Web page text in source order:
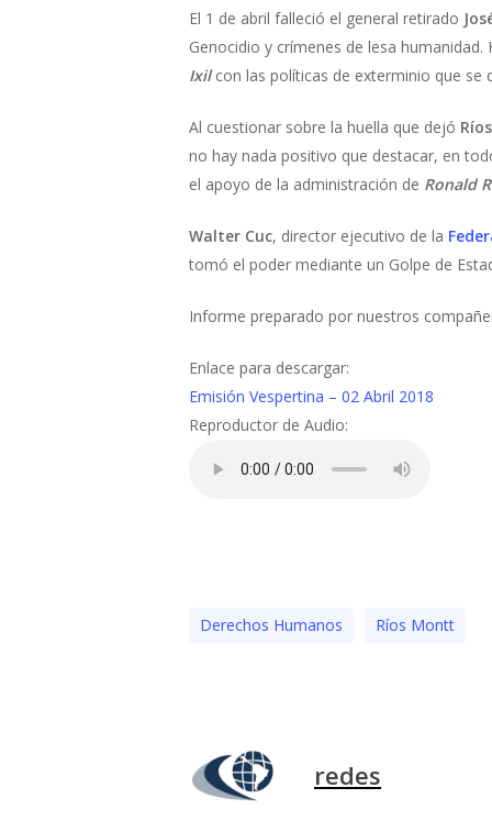
El 1 de abril falleció el general retirado
Genocidio y crímenes de lesa
Ixilcon las políticas de exterminio que se
Al cuestionar sobre la huella que dejó
no hay nada positivo que destacar, en
el apoyo de la administración de Ronald
Walter Cuc, director ejecutivo de la
tomó el poder mediante un Golpe de
Informe preparado por nuestros
Enlace para descargar:
Emisión Vespertina – 02 Abril 2018
Reproductor de Audio:
Derechos Humanos Ríos Montt
redes